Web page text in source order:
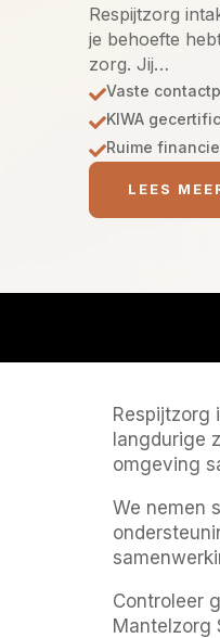
Respijtzorg
je behoefte
zorg. Jij…
Vaste
KIWA
Ruime
LEES
Respijtzorg
langdurige
omgeving
We nemen
Controleer
Mantelzorg